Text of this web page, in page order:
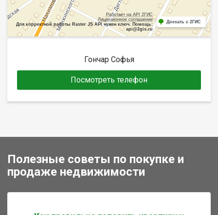
Работает на API 2ГИС
Лицензионное соглашение
Для корректной работы Raster JS API нужен ключ. Помощь:
api@2gis.ru
Доехать с 2ГИС
Гончар Софья
Посмотреть телефон
Полезные советы по покупке и
продаже недвижимости